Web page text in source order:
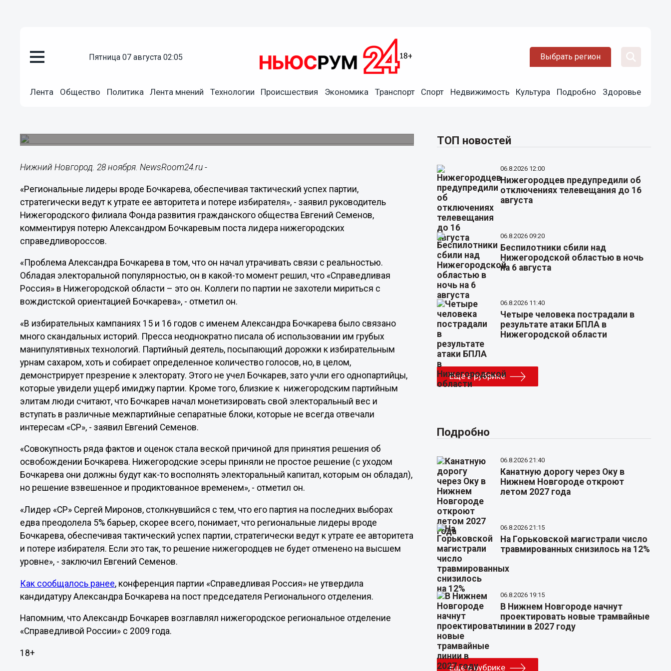
пятница 07 августа 02:05 Выбрать регион
Лента Общество Политика Лента мнений Технологии Происшествия Экономика Транспорт Спорт Недвижимость Культура Подробно Здоровье
Лидеры вроде Бочкарева, обеспечивая тактический успех
Евгений Семенов
Нижний Новгород. 28 ноября. NewsRoom24.ru -
«Региональные лидеры вроде Бочкарева, обеспечивая тактический успех партии,
стратегически ведут к утрате ее авторитета и потере избирателя», - заявил руководитель
Нижегородского филиала Фонда развития гражданского общества Евгений Семенов,
комментируя потерю Александром Бочкаревым поста лидера нижегородских
справедливороссов.
«Проблема Александра Бочкарева в том, что он начал утрачивать связи с реальностью.
Обладая электоральной популярностью, он в какой-то момент решил, что «Справедливая
Россия» в Нижегородской области – это он. Коллеги по партии не захотели мириться с
вождистской ориентацией Бочкарева», - отметил он.
«В избирательных кампаниях 15 и 16 годов с именем Александра Бочкарева было связано
много скандальных историй. Пресса неоднократно писала об использовании им грубых
манипулятивных технологий. Партийный деятель, посыпающий дорожки к избирательным
урнам сахаром, хоть и собирает определенное количество голосов, но, в целом,
демонстрирует презрение к электорату. Этого не учел Бочкарев, зато учли его однопартийцы,
которые увидели ущерб имиджу партии. Кроме того, близкие к нижегородским партийным
элитам люди считают, что Бочкарев начал монетизировать свой электоральный вес и
вступать в различные межпартийные сепаратные блоки, которые не всегда отвечали
интересам «СР», - заявил Евгений Семенов.
«Совокупность ряда фактов и оценок стала веской причиной для принятия решения об
освобождении Бочкарева. Нижегородские эсеры приняли не простое решение (с уходом
Бочкарева они должны будут как-то восполнять электоральный капитал, которым он обладал),
но решение взвешенное и продиктованное временем», - отметил он.
«Лидер «СР» Сергей Миронов, столкнувшийся с тем, что его партия на последних выборах
едва преодолела 5% барьер, скорее всего, понимает, что региональные лидеры вроде
Бочкарева, обеспечивая тактический успех партии, стратегически ведут к утрате ее авторитета
и потере избирателя. Если это так, то решение нижегородцев не будет отменено на высшем
уровне», - заключил Евгений Семенов.
Как сообщалось ранее, конференция партии «Справедливая Россия» не утвердила
кандидатуру Александра Бочкарева на пост председателя Регионального отделения.
Напомним, что Александр Бочкарев возглавлял нижегородское региональное отделение
«Справедливой России» с 2009 года.
18+
ТОП новостей
06.8.2026 12:00
Нижегородцев предупредили об
отключениях телевещания до 16
августа
06.8.2026 09:20
Беспилотники сбили над
Нижегородской областью в ночь
на 6 августа
06.8.2026 11:40
Четыре человека пострадали в
результате атаки БПЛА в
Нижегородской области
Еще в рубрике
Подробно
06.8.2026 21:40
Канатную дорогу через Оку в
Нижнем Новгороде откроют
летом 2027 года
06.8.2026 21:15
На Горьковской магистрали число
травмированных снизилось на 12%
06.8.2026 19:15
В Нижнем Новгороде начнут
проектировать новые трамвайные
линии в 2027 году
Еще в рубрике